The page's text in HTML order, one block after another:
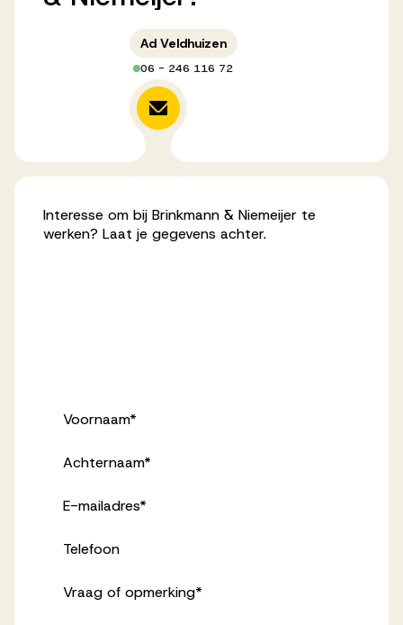
Ad Veldhuizen
06 - 246 116 72
Interesse om bij Brinkmann & Niemeijer te
werken? Laat je gegevens achter.
Voornaam*
Achternaam*
E-mailadres*
Telefoon
Vraag of opmerking*